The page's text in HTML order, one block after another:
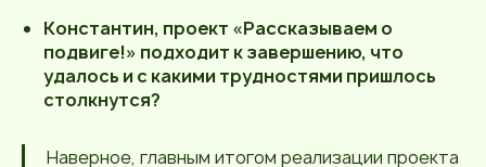
Константин, проект «Рассказываем о
подвиге!» подходит к завершению, что
удалось и с какими трудностями пришлось
столкнутся?
Наверное, главным итогом реализации проекта